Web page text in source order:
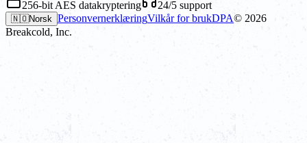
256-bit AES datakryptering 24/5 support
🇳🇴Norsk PersonvernerklæringVilkår for brukDPA© 2026
Breakcold, Inc.